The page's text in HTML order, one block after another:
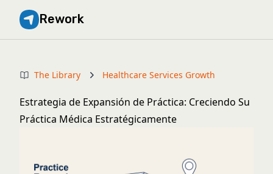
Rework
The Library Healthcare Services Growth
Estrategia de Expansión de Práctica: Creciendo Su
Práctica Médica Estratégicamente